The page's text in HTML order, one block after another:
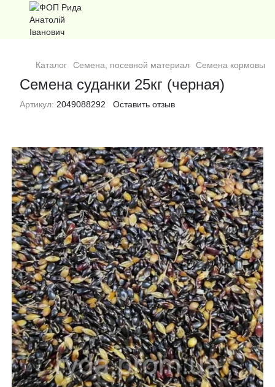
Каталог Семена, посевной материал Семена кормовых
Семена суданки 25кг (черная)
Артикул: 2049088292 Оставить отзыв